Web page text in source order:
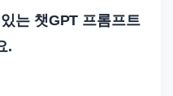
는 챗GPT 프롬프트
.